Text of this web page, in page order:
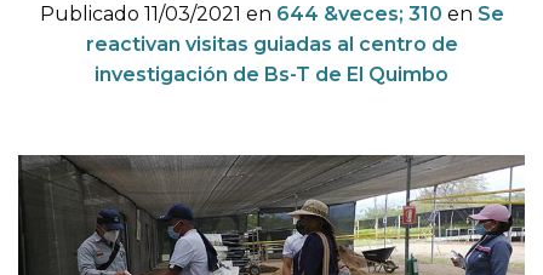
Publicado 11/03/2021 en 644 &veces; 310 en Se
reactivan visitas guiadas al centro de
investigación de Bs-T de El Quimbo